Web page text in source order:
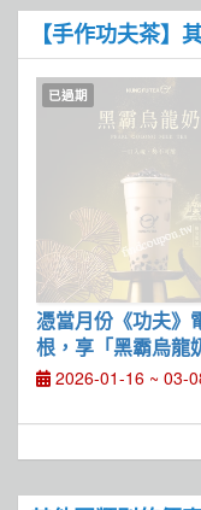
【手作功夫茶】
已過期
憑當月份《功夫》
根，享「黑霸烏龍
折10元優惠
2026-01-16 ~ 03-